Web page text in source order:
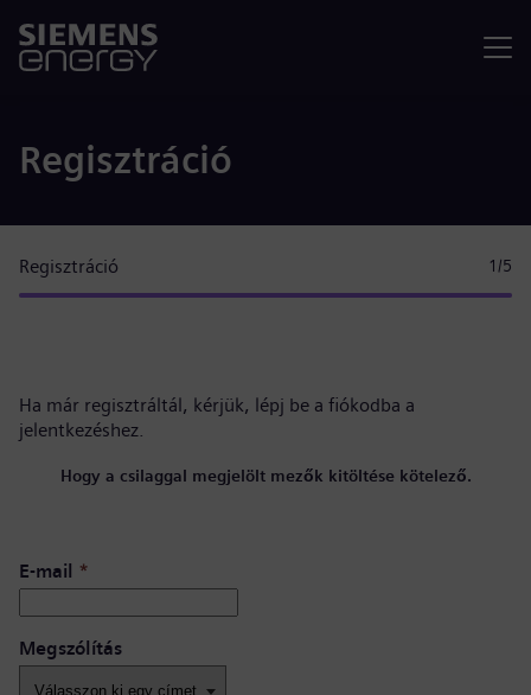
Regisztráció
Regisztráció 1 /5
Ha már regisztráltál, kérjük, lépj be a fiókodba a
jelentkezéshez.
Hogy a csilaggal megjelölt mezők kitöltése kötelező.
E-mail *
Megszólítás